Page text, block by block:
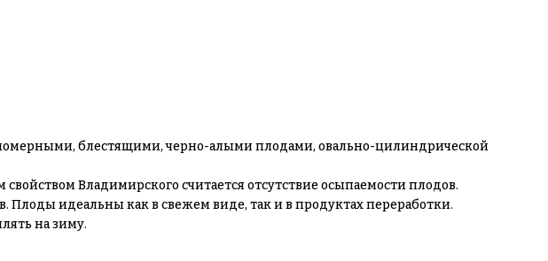
блестящими, черно-алыми плодами, овально-цилиндрической
Владимирского считается отсутствие осыпаемости плодов.
Плоды идеальны как в свежем виде, так и в продуктах переработки.
на зиму.